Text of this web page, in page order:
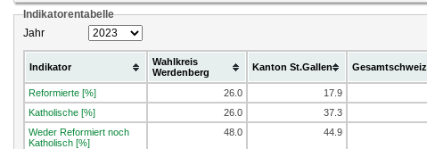
Indikatorentabelle
Jahr
Indikator
Wahlkreis
Werdenberg
Kanton St.Gallen Gesamtschweiz
Reformierte [%] 26.0 17.9
Katholische [%]
26.0 37.3
Weder Reformiert noch
Katholisch [%]
48.0 44.9